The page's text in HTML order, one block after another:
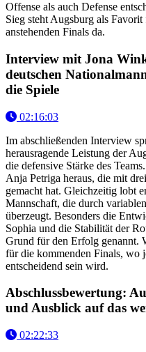
Offense als auch Defense
Sieg steht Augsburg als
anstehenden Finals da.
Interview mit Jona
deutschen
die Spiele
02:16:03
Im abschließenden Interview
herausragende Leistung der
die defensive Stärke des
Anja Petriga heraus, die mit
gemacht hat. Gleichzeitig lobt
Mannschaft, die durch
überzeugt. Besonders die
Sophia und die Stabilität der
Grund für den Erfolg genannt.
für die kommenden Finals, wo
entscheidend sein wird.
Abschlussbewertung:
und Ausblick auf das
02:22:33